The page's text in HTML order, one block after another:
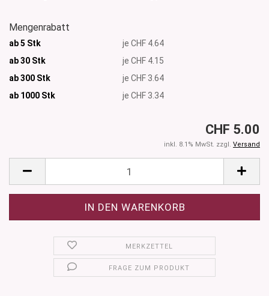
Mengenrabatt
ab 5 Stk
je CHF 4.64
ab 30 Stk
je CHF 4.15
ab 300 Stk
je CHF 3.64
ab 1000 Stk je CHF 3.34
CHF 5.00
inkl. 8.1% MwSt. zzgl. Versand
MERKZETTEL
FRAGE ZUM PRODUKT